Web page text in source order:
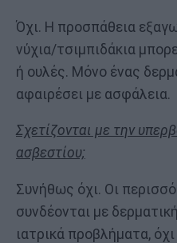
Όχι. Η προσπάθεια
νύχια/τσιμπιδάκια
ή ουλές. Μόνο ένας
αφαιρέσει με ασφάλεια.
Σχετίζονται με την
ασβεστίου;
Συνήθως όχι. Οι
συνδέονται με
ιατρικά προβλήματα,